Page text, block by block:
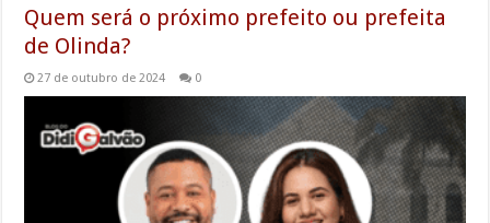
Quem será o próximo prefeito ou prefeita
de Olinda?
27 de outubro de 2024 0